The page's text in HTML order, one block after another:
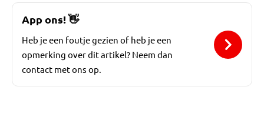
App ons!👋
Heb je een foutje gezien of heb je een
opmerking over dit artikel? Neem dan
contact met ons op.